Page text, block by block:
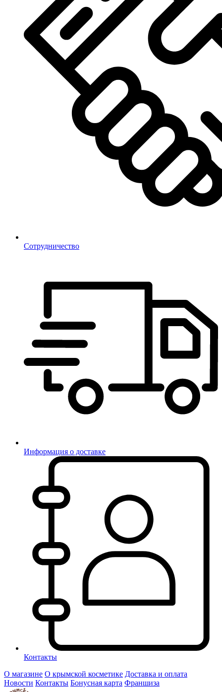
Сотрудничество
Информация о доставке
Контакты
О магазине О крымской косметике Доставка и оплата
Новости Контакты Бонусная карта Франшиза